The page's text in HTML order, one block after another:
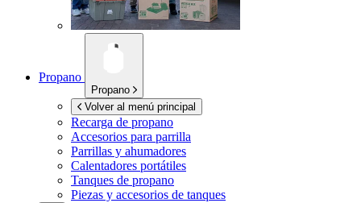
Propano
Propano
Volver al menú principal
Recarga de propano
Accesorios para parrilla
Parrillas y ahumadores
Calentadores portátiles
Tanques de propano
Piezas y accesorios de tanques